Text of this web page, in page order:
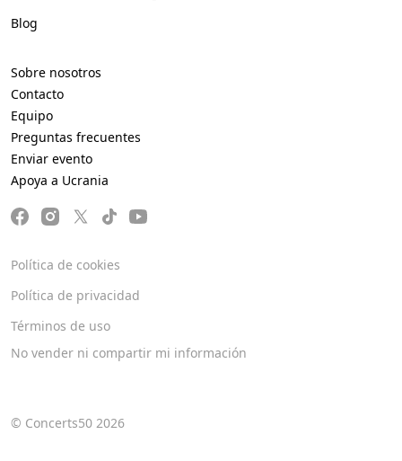
© Concerts50 2026
Blog
Sobre nosotros
Contacto
Equipo
Preguntas frecuentes
Enviar evento
Apoya a Ucrania
Política de cookies
Política de privacidad
Términos de uso
No vender ni compartir mi información